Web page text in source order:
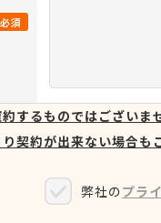
必須
するものではございま
契約が出来ない場合も
弊社のプラ